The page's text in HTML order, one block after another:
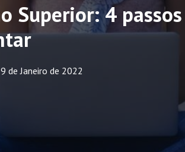
Superior: 4 passos
de Janeiro de 2022